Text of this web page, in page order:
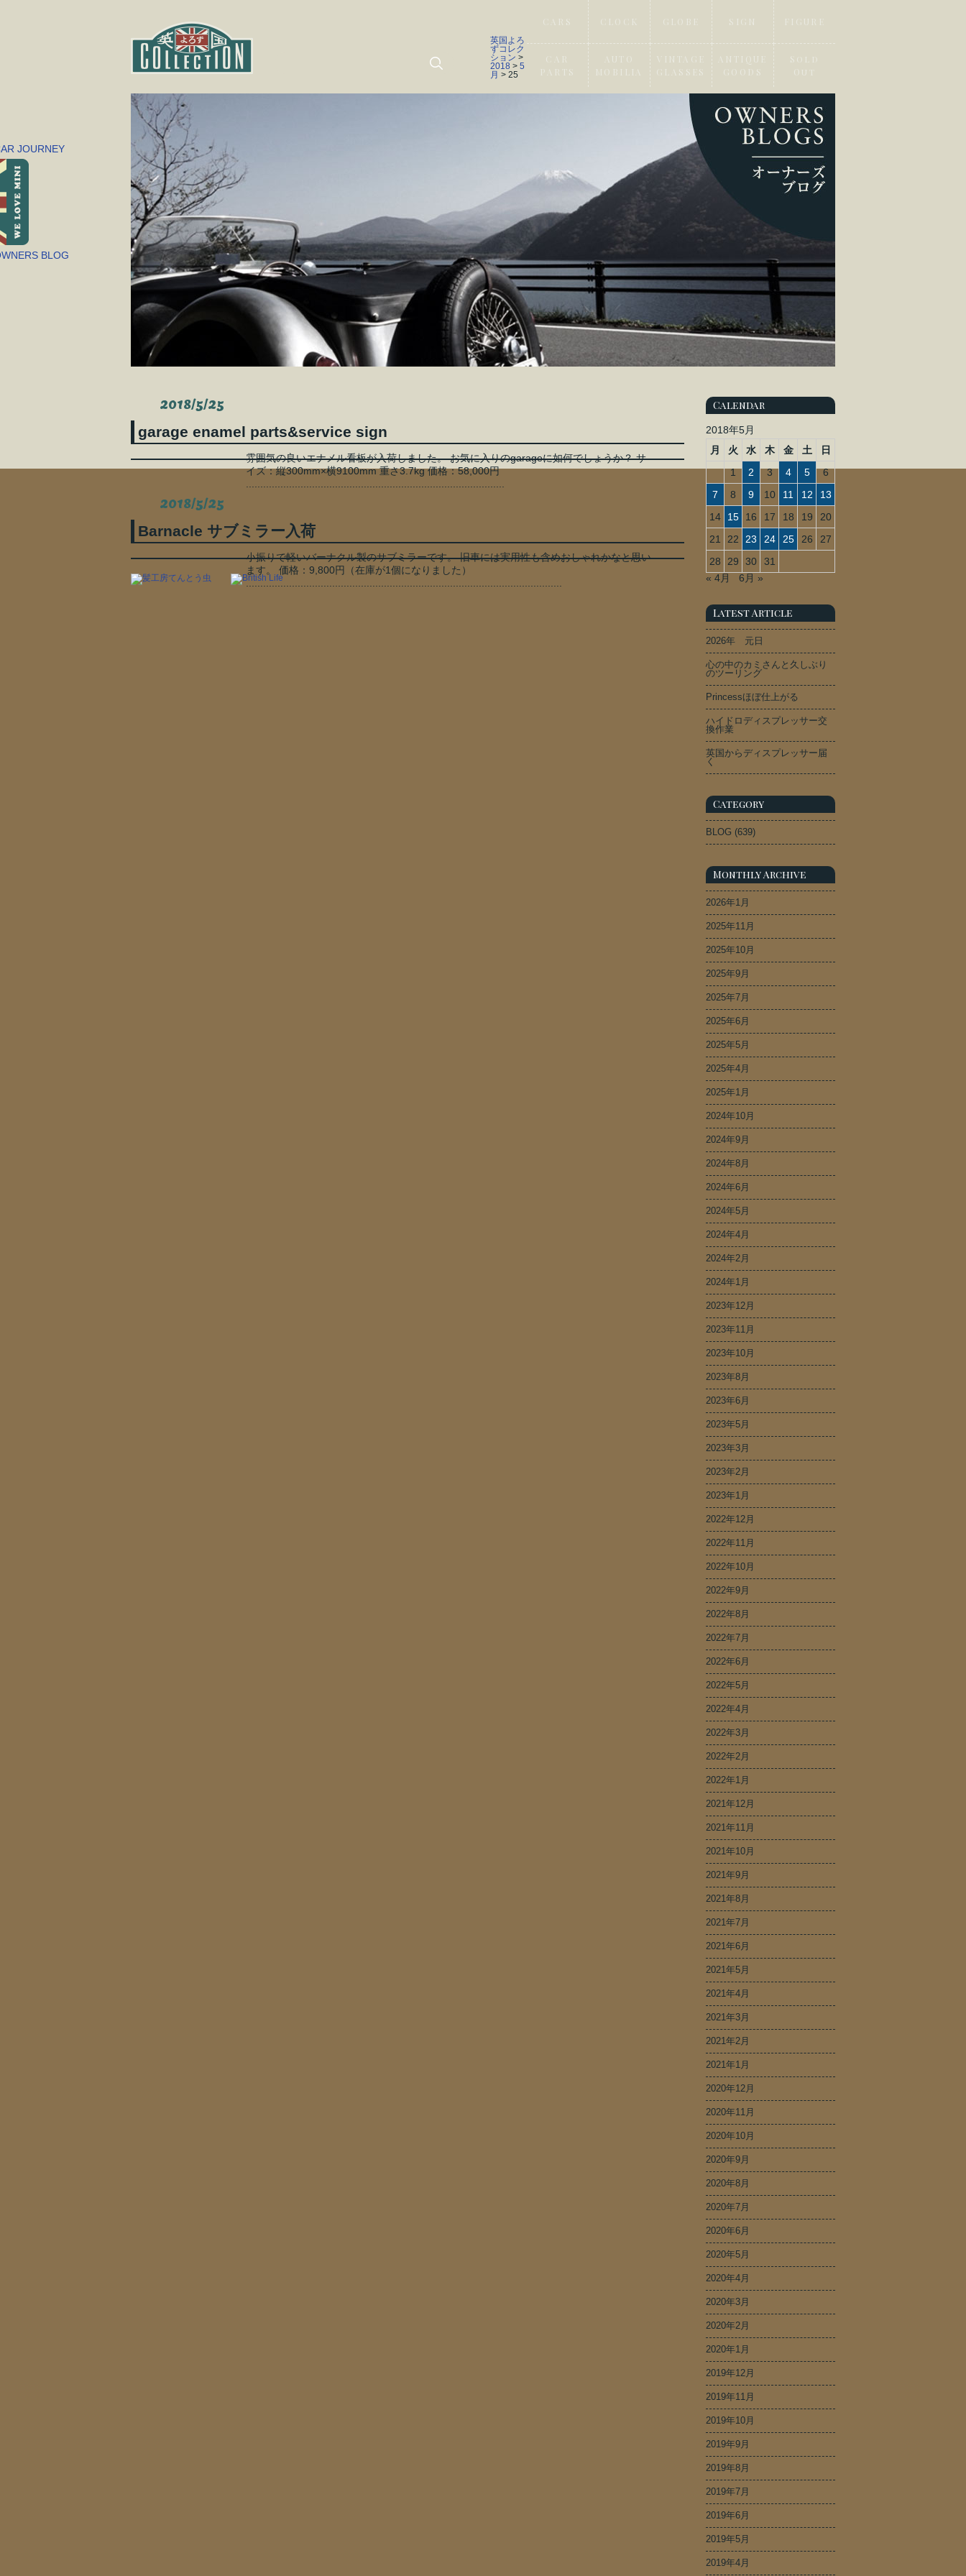
CARS CLOCK GLOBE SIGN FIGURE
CAR
PARTS
AUTO
MOBILIA
VINTAGE
GLASSES
ANTIQUE
GOODS
Sold
Out
英国よろ
ずコレク
ション >
2018 > 5
月 > 25
2018/5/25
garage enamel parts&service sign
雰囲気の良いエナメル看板が入荷しました。 お気に入りのgarageに如何でしょうか？ サ
イズ：縦300mm×横9100mm 重さ3.7kg 価格：58,000円
2018/5/25
Barnacle サブミラー入荷
小振りで軽いバーナクル製のサブミラーです。 旧車には実用性も含めおしゃれかなと思い
ます。 価格：9,800円（在庫が1個になりました）
..............................................................................................................
Calendar
2018年5月
月
火 水 木 金 土
日
1
2 3 4 5
6
7
8 9 10 11 12
13
14
15 16 17 18 19
20
21
22 23 24 25 26
27
28
29 30
31
« 4月
6月 »
Latest Article
2026年 元日
心の中のカミさんと久しぶり
のツーリング
Princessほぼ仕上がる
ハイドロディスプレッサー交
換作業
英国からディスプレッサー届
く
Category
BLOG (639)
Monthly Archive
2026年1月
2025年11月
2025年10月
2025年9月
2025年7月
2025年6月
2025年5月
2025年4月
2025年1月
2024年10月
2024年9月
2024年8月
2024年6月
2024年5月
2024年4月
2024年2月
2024年1月
2023年12月
2023年11月
2023年10月
2023年8月
2023年6月
2023年5月
2023年3月
2023年2月
2023年1月
2022年12月
2022年11月
2022年10月
2022年9月
2022年8月
2022年7月
2022年6月
2022年5月
2022年4月
2022年3月
2022年2月
2022年1月
2021年12月
2021年11月
2021年10月
2021年9月
2021年8月
2021年7月
2021年6月
2021年5月
2021年4月
2021年3月
2021年2月
2021年1月
2020年12月
2020年11月
2020年10月
2020年9月
2020年8月
2020年7月
2020年6月
2020年5月
2020年4月
2020年3月
2020年2月
2020年1月
2019年12月
2019年11月
2019年10月
2019年9月
2019年8月
2019年7月
2019年6月
2019年5月
2019年4月